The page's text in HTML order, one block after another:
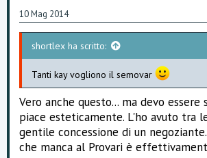
10 Mag 2014
shortlex ha scritto:
Tanti kay vogliono il semovar
Vero anche questo... ma devo essere
piace esteticamente. L'ho avuto tra
gentile concessione di un
che manca al Provari è